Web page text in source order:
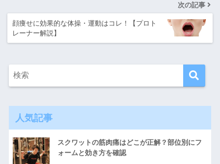
次の記事
顔痩せに効果的な体操・運動はコレ！【プロト
レーナー解説】
人気記事
スクワットの筋肉痛はどこが正解？部位別にフ
ォームと効き方を確認